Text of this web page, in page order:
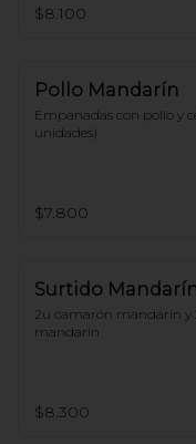
$8.100
Pollo Mandarín
Empanadas con pollo y
unidades)
$7.800
Surtido
2u camarón mandarín y
mandarín
$8.300